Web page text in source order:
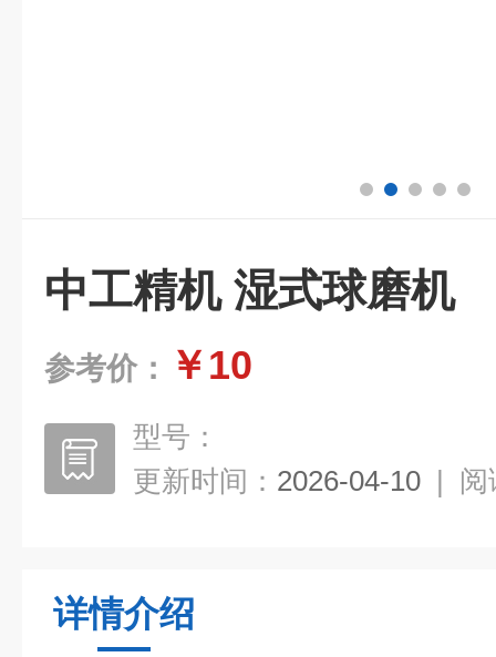
中工精机 湿式球磨机
参考价： ￥10
型号：
更新时间： 2026-04-10 | 阅
详情介绍